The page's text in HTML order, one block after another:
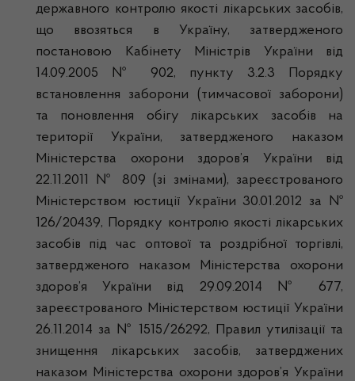
державного контролю якості лікарських засобів,
що ввозяться в Україну, затвердженого
постановою Кабінету Міністрів України від
14.09.2005 № 902, пункту 3.2.3 Порядку
встановлення заборони (тимчасової заборони)
та поновлення обігу лікарських засобів на
території України, затвердженого наказом
Міністерства охорони здоров’я України від
22.11.2011 № 809 (зі змінами), зареєстрованого
Міністерством юстиції України 30.01.2012 за №
126/20439, Порядку контролю якості лікарських
засобів під час оптової та роздрібної торгівлі,
затвердженого наказом Міністерства охорони
здоров’я України від 29.09.2014 № 677,
зареєстрованого Міністерством юстиції України
26.11.2014 за № 1515/26292, Правил утилізації та
знищення лікарських засобів, затверджених
наказом Міністерства охорони здоров’я України